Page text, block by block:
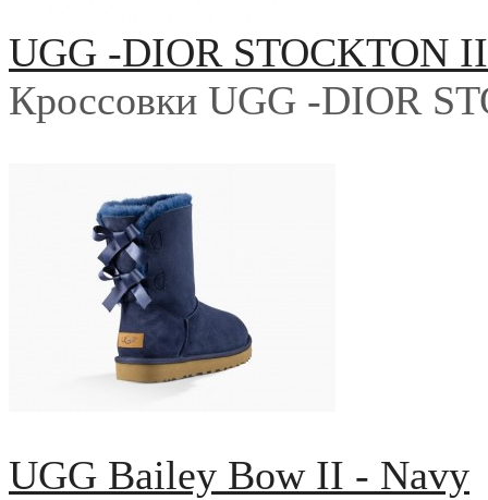
UGG -DIOR STOCKTON
Кроссовки UGG -DIOR
UGG Bailey Bow II - Navy